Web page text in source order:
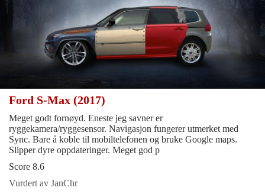
Ford S-Max (2017)
Meget godt fornøyd. Eneste jeg savner er
ryggekamera/ryggesensor. Navigasjon fungerer utmerket med
Sync. Bare å koble til mobiltelefonen og bruke Google maps.
Slipper dyre oppdateringer. Meget god p
Score 8.6
Vurdert av JanChr